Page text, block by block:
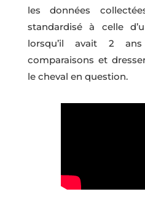
les données
standardisé à celle
lorsqu’il avait 2
comparaisons et
le cheval en question.